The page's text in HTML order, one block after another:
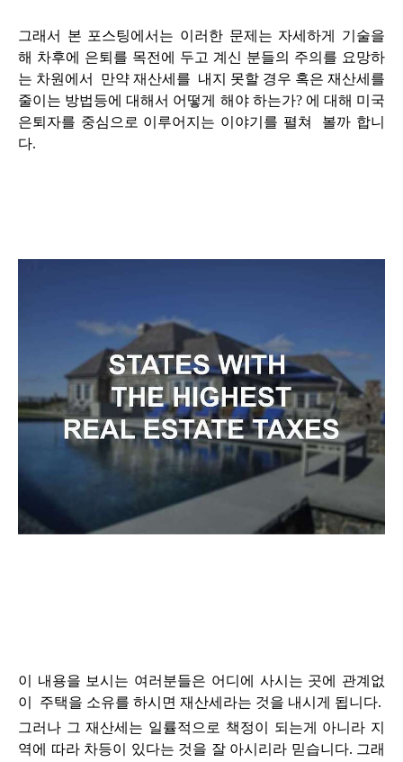
그래서 본 포스팅에서는 이러한 문제는 자세하게 기술을
해 차후에 은퇴를 목전에 두고 계신 분들의 주의를 요망하
는 차원에서 만약 재산세를 내지 못할 경우 혹은 재산세를
줄이는 방법등에 대해서 어떻게 해야 하는가? 에 대해 미국
은퇴자를 중심으로 이루어지는 이야기를 펼쳐 볼까 합니
다.
이 내용을 보시는 여러분들은 어디에 사시는 곳에 관계없
이 주택을 소유를 하시면 재산세라는 것을 내시게 됩니다.
그러나 그 재산세는 일률적으로 책정이 되는게 아니라 지
역에 따라 차등이 있다는 것을 잘 아시리라 믿습니다. 그래